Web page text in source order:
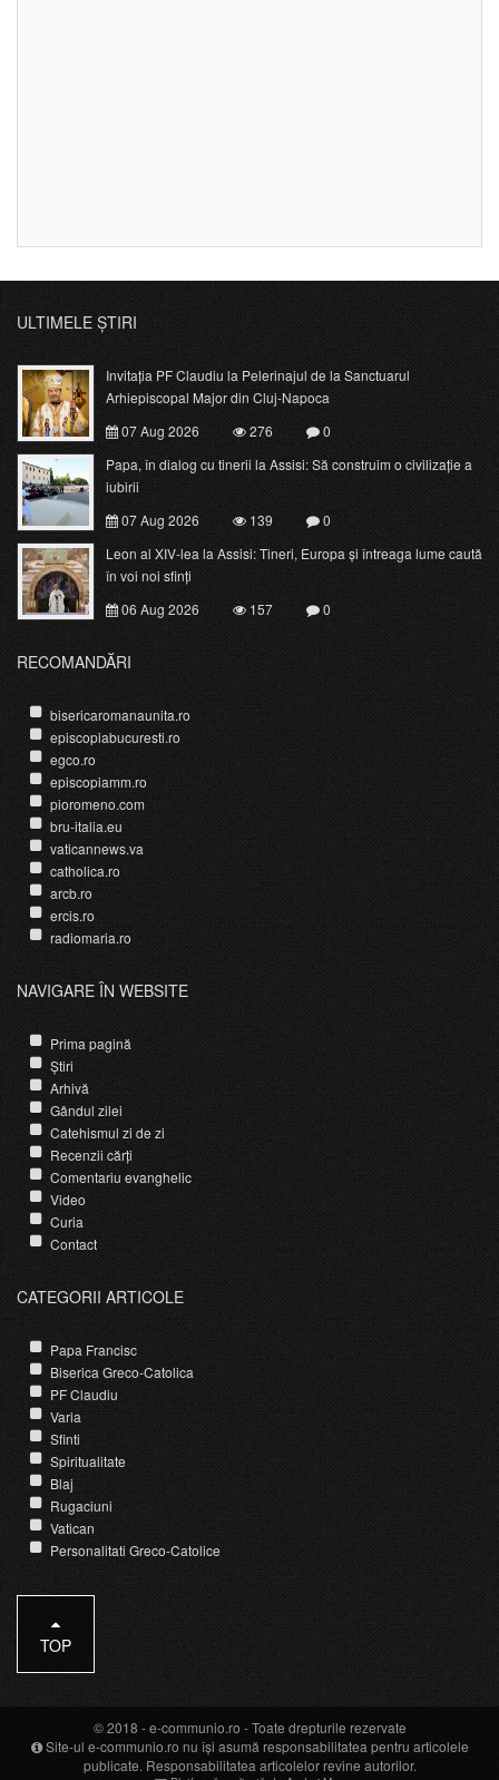
ULTIMELE ȘTIRI
Invitația PF Claudiu la Pelerinajul de la Sanctuarul
Arhiepiscopal Major din Cluj-Napoca
07 Aug 2026
276
0
Papa, în dialog cu tinerii la Assisi: Să construim o civilizație a
iubirii
07 Aug 2026
139
0
Leon al XIV-lea la Assisi: Tineri, Europa și întreaga lume caută
în voi noi sfinți
06 Aug 2026
157 0
RECOMANDĂRI
bisericaromanaunita.ro
episcopiabucuresti.ro
egco.ro
episcopiamm.ro
pioromeno.com
bru-italia.eu
vaticannews.va
catholica.ro
arcb.ro
ercis.ro
radiomaria.ro
NAVIGARE ÎN WEBSITE
Prima pagină
Știri
Arhivă
Gândul zilei
Catehismul zi de zi
Recenzii cărți
Comentariu evanghelic
Video
Curia
Contact
CATEGORII ARTICOLE
Papa Francisc
Biserica Greco-Catolica
PF Claudiu
Varia
Sfinti
Spiritualitate
Blaj
Rugaciuni
Vatican
Personalitati Greco-Catolice
TOP
© 2018 -e-communio.ro - Toate drepturile rezervate
Site-ul e-communio.ro nu își asumă responsabilitatea pentru articolele
publicate. Responsabilitatea articolelor revine autorilor.